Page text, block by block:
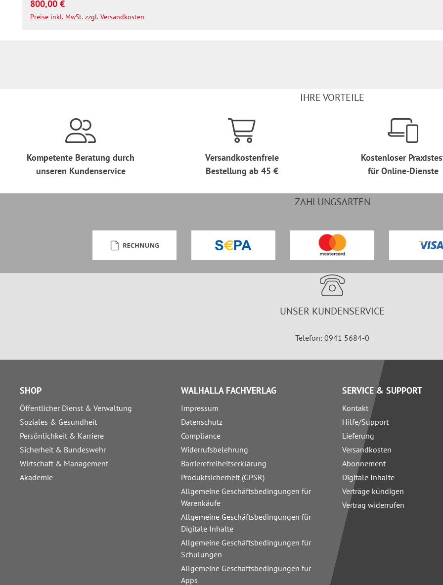
Regulärer Preis:
800,00 €
Preise inkl. MwSt. zzgl. Versandkosten
IHRE VORTEILE
Kompetente Beratung durch
unseren Kundenservice
Versandkostenfreie
Bestellung ab 45 €
Kostenloser
für Online-Dienste
ZAHLUNGSARTEN
UNSER KUNDENSERVICE
Telefon: 0941 5684-0
SHOP
Öffentlicher Dienst & Verwaltung
Soziales & Gesundheit
Persönlichkeit & Karriere
Sicherheit & Bundeswehr
Wirtschaft & Management
Akademie
WALHALLA FACHVERLAG
Impressum
Datenschutz
Compliance
Widerrufsbelehrung
Barrierefreiheitserklärung
Produktsicherheit (GPSR)
Allgemeine Geschäftsbedingungen für
Warenkäufe
Allgemeine Geschäftsbedingungen für
Digitale Inhalte
Allgemeine Geschäftsbedingungen für
Schulungen
Allgemeine Geschäftsbedingungen für
Apps
SERVICE & SUPPORT
Kontakt
Hilfe/Support
Lieferung
Versandkosten
Abonnement
Digitale Inhalte
Verträge kündigen
Vertrag widerrufen